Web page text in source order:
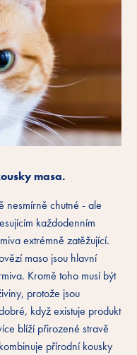
masa.
nesmírně chutné - ale
každodenním
extrémně zatěžující.
maso jsou hlavní
Kromě toho musí být
protože jsou
když existuje produkt
blíží přirozené stravě
přírodní kousky